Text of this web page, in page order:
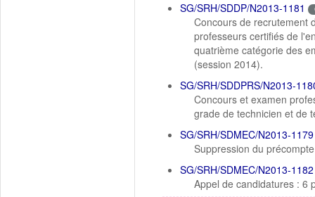
SG/SRH/SDDP/N2013-1181
Concours de recrutement
professeurs certifiés de
quatrième catégorie des
(session 2014).
SG/SRH/SDDPRS/N2013-
Concours et examen
grade de technicien et de
SG/SRH/SDMEC/N2013-1179
Suppression du
SG/SRH/SDMEC/N2013-1182
Appel de candidatures : 6